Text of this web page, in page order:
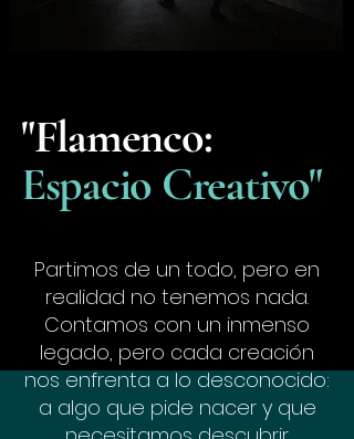
"Flamenco:
Espacio Creativo"
Partimos de un todo, pero en
realidad no tenemos nada.
Contamos con un inmenso
legado, pero cada creación
nos enfrenta a lo desconocido:
a algo que pide nacer y que